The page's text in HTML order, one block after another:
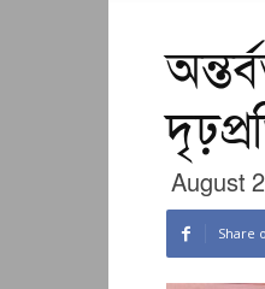
August
Share